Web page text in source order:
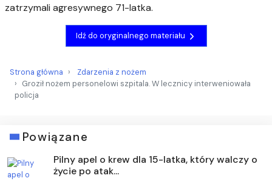
zatrzymali agresywnego 71-latka.
Idź do oryginalnego materiału
Strona główna
Zdarzenia z nożem
Groził nożem personelowi szpitala. W lecznicy interweniowała
policja
Powiązane
Pilny apel o krew dla 15-latka, który walczy o
życie po atak...